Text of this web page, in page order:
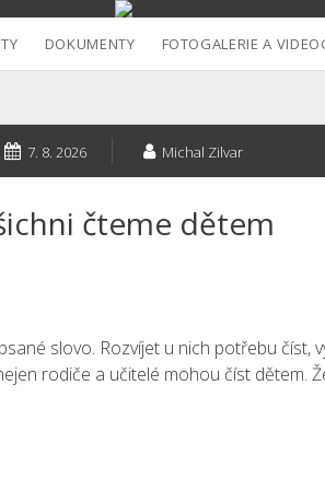
DOKUMENTY FOTOGALERIE A
7. 8. 2026 Michal Zilvar
čteme dětem
slovo. Rozvíjet u nich potřebu
rodiče a učitelé mohou číst dětem.